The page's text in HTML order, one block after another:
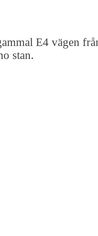
E4 vägen
stan.